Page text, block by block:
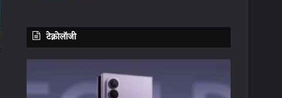
टेक्नोलॉजी